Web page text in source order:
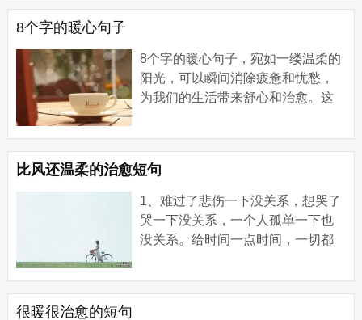
自己往事...
8个字的暖心句子
8个字的暖心句子，宛如一缕温柔的
阳光，可以瞬间消除疲惫和忧愁，
为我们的生活带来舒心和治愈。这
蕴含着深情和关怀，能够温暖人
心、激励前行。 ...
比风还温柔的治愈短句
1、难过了悲伤一下没关系，想哭了
哭一下没关系，一个人孤单一下也
没关系。给时间一点时间，一切都
做过很多傻事的自己。接受自己，
爱自己;要相...
很暖很治愈的短句